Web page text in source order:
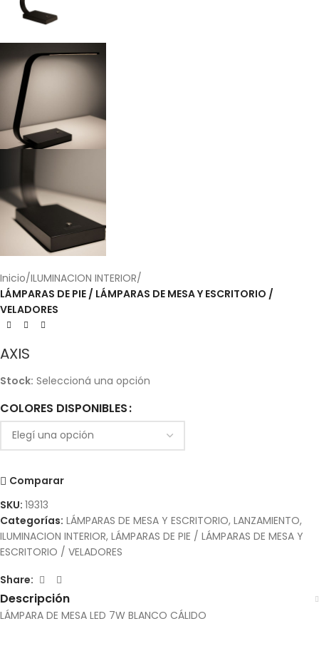
Inicio ILUMINACION INTERIOR
LÁMPARAS DE PIE / LÁMPARAS DE MESA Y ESCRITORIO /
VELADORES
AXIS
Stock: Seleccioná una opción
COLORES DISPONIBLES
Comparar
SKU: 19313
Categorías: LÁMPARAS DE MESA Y ESCRITORIO, LANZAMIENTO,
ILUMINACION INTERIOR, LÁMPARAS DE PIE / LÁMPARAS DE MESA Y
ESCRITORIO / VELADORES
Share:
Descripción
LÁMPARA DE MESA LED 7W BLANCO CÁLIDO